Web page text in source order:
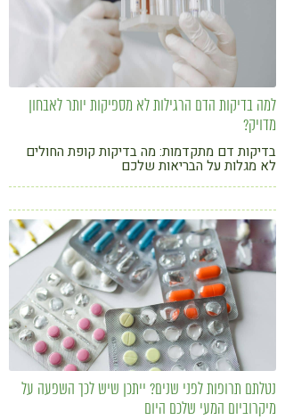
למה בדיקות הדם הרגילות לא מספיקות יותר לאבחון
מדויק?
בדיקות דם מתקדמות: מה בדיקות קופת החולים
לא מגלות על הבריאות שלכם
נטלתם תרופות לפני שנים? ייתכן שיש לכך השפעה על
מיקרוביום המעי שלכם היום